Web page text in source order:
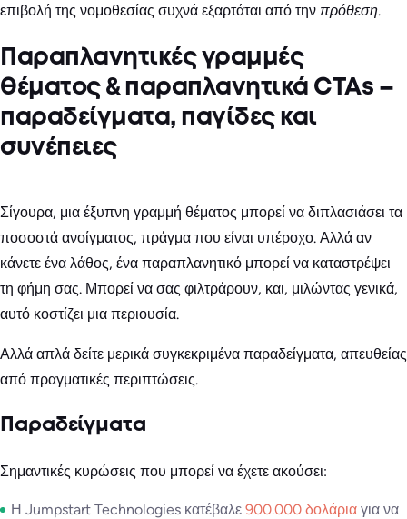
επιβολή της νομοθεσίας συχνά εξαρτάται από την πρόθεση.
Παραπλανητικές γραμμές
θέματος & παραπλανητικά CTAs –
παραδείγματα, παγίδες και
συνέπειες
Σίγουρα, μια έξυπνη γραμμή θέματος μπορεί να διπλασιάσει τα
ποσοστά ανοίγματος, πράγμα που είναι υπέροχο. Αλλά αν
κάνετε ένα λάθος, ένα παραπλανητικό μπορεί να καταστρέψει
τη φήμη σας. Μπορεί να σας φιλτράρουν, και, μιλώντας γενικά,
αυτό κοστίζει μια περιουσία.
Αλλά απλά δείτε μερικά συγκεκριμένα παραδείγματα, απευθείας
από πραγματικές περιπτώσεις.
Παραδείγματα
Σημαντικές κυρώσεις που μπορεί να έχετε ακούσει:
Η Jumpstart Technologies κατέβαλε 900.000 δολάρια για να